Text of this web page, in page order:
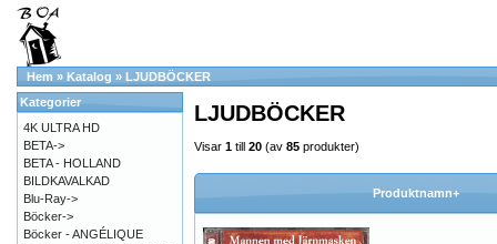
Hem » Katalog » LJUDBÖCKER
LJUDBÖCKER
Visar 1 till 20 (av 85 produkter)
Produktnamn+
Kategorier
4K ULTRA HD
BETA->
BETA - HOLLAND
BILDKAVALKAD
Blu-Ray->
Böcker->
Böcker - ANGÉLIQUE